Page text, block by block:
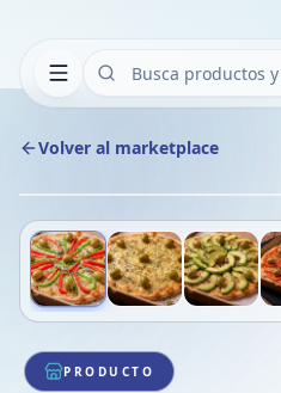
Volver al marketplace
1/5
PRODUCTO